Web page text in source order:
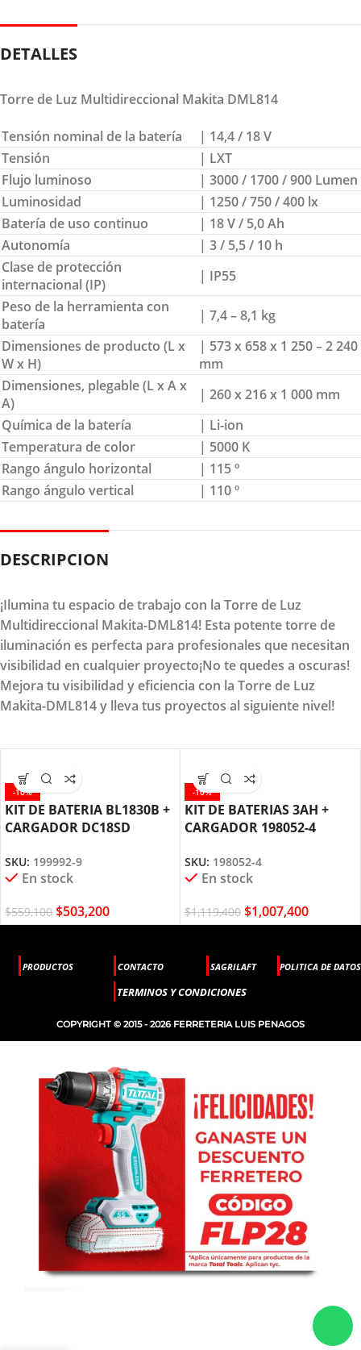
DETALLES
Torre de Luz Multidireccional Makita DML814
Tensión nominal de la batería
| 14,4 / 18 V
Tensión
| LXT
Flujo luminoso
| 3000 / 1700 / 900 Lumen
Luminosidad
| 1250 / 750 / 400 lx
Batería de uso continuo
| 18 V / 5,0 Ah
Autonomía
| 3 / 5,5 / 10 h
Clase de protección
internacional (IP)
| IP55
Peso de la herramienta con
batería
| 7,4 – 8,1 kg
Dimensiones de producto (L x
W x H)
| 573 x 658 x 1 250 – 2 240
mm
Dimensiones, plegable (L x A x
A)
| 260 x 216 x 1 000 mm
Química de la batería
| Li-ion
Temperatura de color
| 5000 K
Rango ángulo horizontal
| 115 º
Rango ángulo vertical
| 110 º
DESCRIPCION
¡Ilumina tu espacio de trabajo con la Torre de Luz
Multidireccional Makita-DML814! Esta potente torre de
iluminación es perfecta para profesionales que necesitan
visibilidad en cualquier proyecto¡No te quedes a oscuras!
Mejora tu visibilidad y eficiencia con la Torre de Luz
Makita-DML814 y lleva tus proyectos al siguiente nivel!
-10%
KIT DE BATERIA BL1830B +
CARGADOR DC18SD
SKU: 199992-9
En stock
$559,100 $503,200
-10%
KIT DE BATERIAS 3AH +
CARGADOR 198052-4
SKU: 198052-4
En stock
$1,119,400 $1,007,400
PRODUCTOS CONTACTO SAGRILAFT POLITICA DE DATOS
TERMINOS Y CONDICIONES
COPYRIGHT © 2015 - 2026 FERRETERIA LUIS PENAGOS